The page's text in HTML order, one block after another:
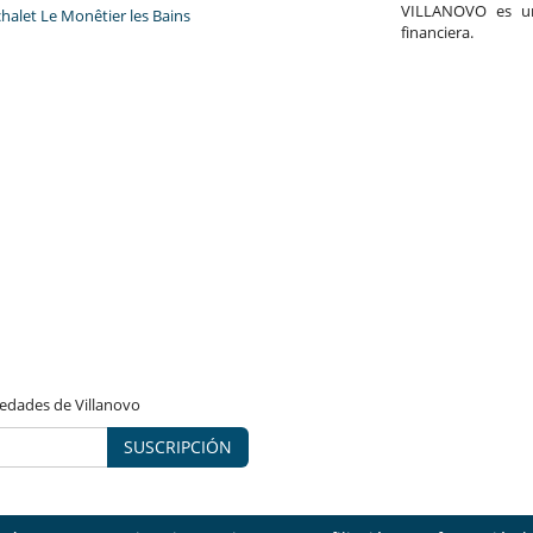
Le Monêtier les Bains
VILLANOVO es
financiera.
de Villanovo
SUSCRIPCIÓN